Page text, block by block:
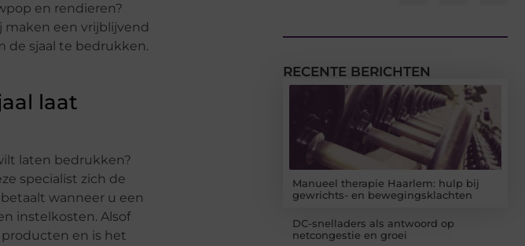
en rendieren?
maken een vrijblijvend
de sjaal te bedrukken.
laat
laten bedrukken?
specialist zich de
wanneer u een
instelkosten. Alsof
en is het
RECENTE BERICHTEN
Manueel therapie Haarlem: hulp bij
gewrichts- en bewegingsklachten
DC-snelladers als antwoord op
netcongestie en groei